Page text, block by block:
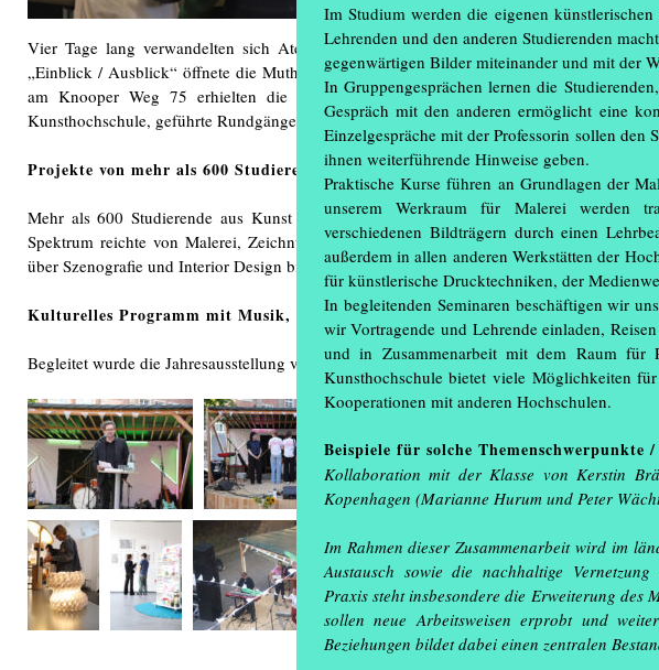
Vier Tage lang verwandelten sich Ateliers in Bühnen und Hörsäle in Showrooms: Zur
„Einblick / Ausblick“ öffnete die Muthesius Kunsthochschule in Kiel ihre Türen. An der
am Knooper Weg 75 erhielten die Gäste bei freiem Eintritt Einblicke in Schleswig-
Kunsthochschule, geführte Rundgänge inklusive.
Projekte von mehr als 600 Studierenden ausgestellt
Mehr als 600 Studierende aus Kunst und Design zeigten ihre im Studienjahr
Spektrum reichte von Malerei, Zeichnung, Fotografie, Buchgestaltung, Video, Skulptur
über Szenografie und Interior Design bis hin zur multimedialen Installation.
Kulturelles Programm mit Musik, Film und Kiosk
Begleitet wurde die Jahresausstellung von einem mehrtägigen kulturellen Programm,(...)
+
Im Studium werden die eigenen
Lehrenden und den anderen Studierenden
gegenwärtigen Bilder miteinander und mit der
In Gruppengesprächen lernen die
Gespräch mit den anderen ermöglicht eine
Einzelgespräche mit der Professorin sollen den
ihnen weiterführende Hinweise geben.
Praktische Kurse führen an Grundlagen der
unserem Werkraum für Malerei werden
verschiedenen Bildträgern durch einen
außerdem in allen anderen Werkstätten der
für künstlerische Drucktechniken, der
In begleitenden Seminaren beschäftigen wir
wir Vortragende und Lehrende einladen,
und in Zusammenarbeit mit dem Raum für
Kunsthochschule bietet viele Möglichkeiten
Kooperationen mit anderen Hochschulen.
Beispiele für solche Themenschwerpunkte
Kollaboration mit der Klasse von Kerstin
Kopenhagen (Marianne Hurum und Peter
Im Rahmen dieser Zusammenarbeit wird im
Austausch sowie die nachhaltige
Praxis steht insbesondere die Erweiterung des
sollen neue Arbeitsweisen erprobt und
Beziehungen bildet dabei einen zentralen